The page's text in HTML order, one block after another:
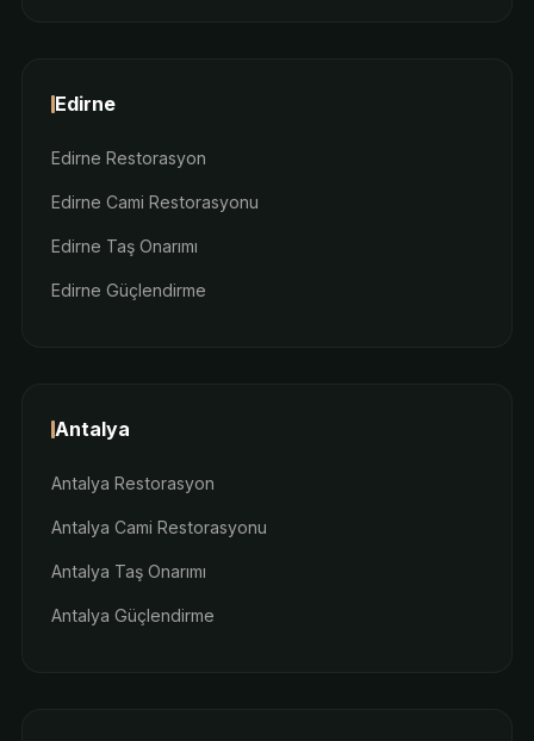
Edirne
Edirne Restorasyon
Edirne Cami Restorasyonu
Edirne Taş Onarımı
Edirne Güçlendirme
Antalya
Antalya Restorasyon
Antalya Cami Restorasyonu
Antalya Taş Onarımı
Antalya Güçlendirme